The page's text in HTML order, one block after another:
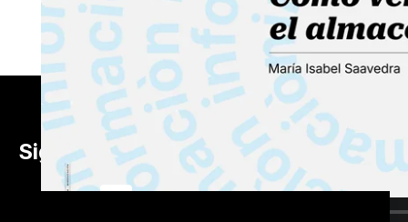
Sigue la ceremonia en vivo ·